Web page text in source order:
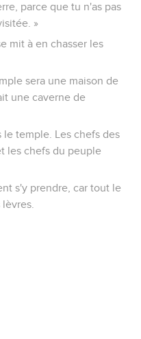
parce que tu n'as pas
»
mit à en chasser les
sera une maison de
une caverne de
le temple. Les chefs des
les chefs du peuple
s'y prendre, car tout le